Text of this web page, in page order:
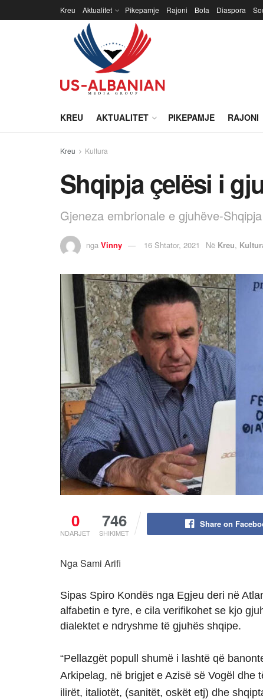
Kreu Aktualitet Pikepamje Rajoni Bota Diaspora
KREU AKTUALITET PIKEPAMJE RAJONI
Kreu Kultura
Shqipja çelësi i
Gjeneza embrionale e gjuhëve-
nga Vinny 16 Shtator, 2021 Në Kreu,
0
NDARJET
746
SHIKIMET
Share on
Nga Sami Arifi
Sipas Spiro Kondës nga Egjeu deri në
alfabetin e tyre, e cila verifikohet se kjo
dialektet e ndryshme të gjuhës shqipe.
“Pellazgët popull shumë i lashtë që
Arkipelag, në brigjet e Azisë së Vogël dhe
ilirët, italiotët, (sanitët, oskët etj) dhe